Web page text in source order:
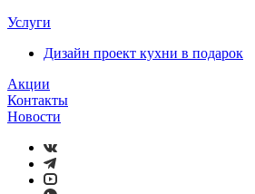
Услуги
Дизайн проект кухни в подарок
Акции
Контакты
Новости